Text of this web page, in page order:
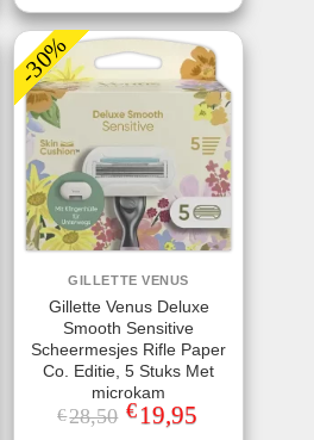
-30%
GILLETTE VENUS
Gillette Venus Deluxe
Smooth Sensitive
Scheermesjes Rifle Paper
Co. Editie, 5 Stuks Met
microkam
€28,50 Oorspronkelijke
prijs
€ 19,95prijs